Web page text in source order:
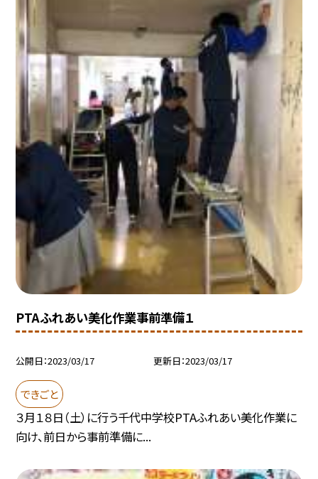
PTAふれあい美化作業事前準備１
公開日 2023/03/17 更新日 2023/03/17
できごと
３月１８日（土）に行う千代中学校PTAふれあい美化作業に
向け、前日から事前準備に...